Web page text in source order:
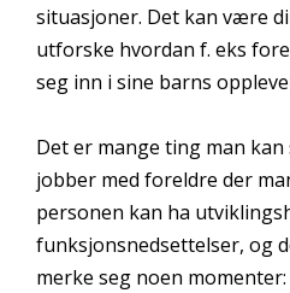
situasjoner. Det kan være
utforske hvordan f. eks
seg inn i sine barns
Det er mange ting man
jobber med foreldre der
personen kan ha
funksjonsnedsettelser, og
merke seg noen momenter: